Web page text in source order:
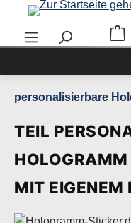
Zum Hauptinhalt
personalisierbare
TEIL
MIT EIGENEM